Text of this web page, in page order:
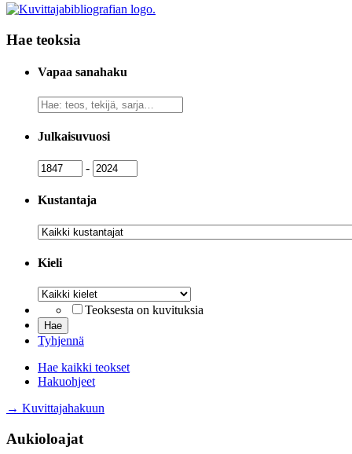
Hae teoksia
Vapaa sanahaku
Vapaa
sanahaku
Julkaisuvuosi
Julkaisuvuosi
- Julkaisuvuosi
Kustantaja
Kustantaja
Kieli
Kieli
Teoksesta on kuvituksia
Tyhjennä
Hae kaikki teokset
Hakuohjeet
→ Kuvittajahakuun
Aukioloajat